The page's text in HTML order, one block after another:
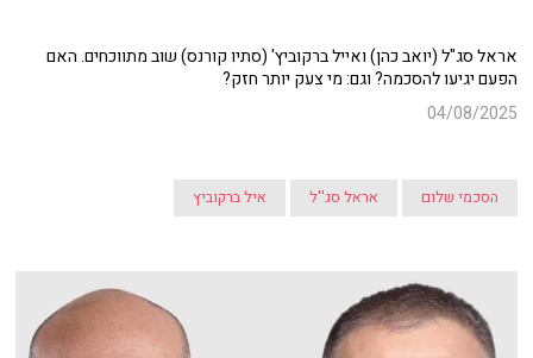
אראל סג"ל (יואב כהן) ואייל ברקוביץ' (סתיו קורנס) שוב מתווכחים. האם
הפעם יגיעו להסכמה? וגם: מי צעק יותר חזק?
04/08/2025
הסכמי שלום אראל סג''ל איל ברקוביץ